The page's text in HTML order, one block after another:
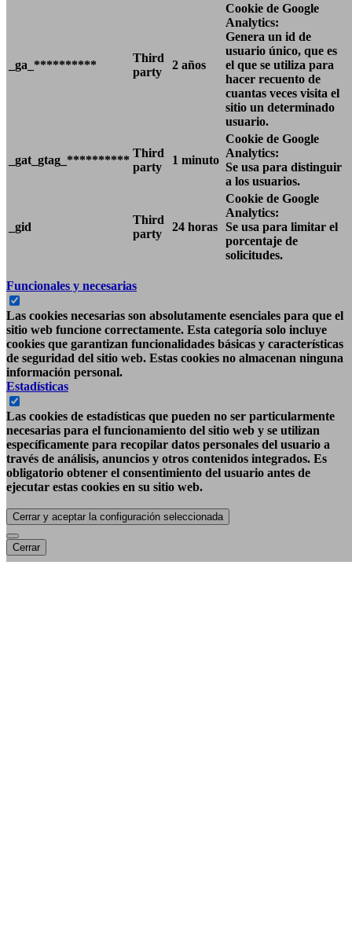
_ga_**********
Third
party
2 años
Cookie de Google
Analytics:
Genera un id de
usuario único, que es
el que se utiliza para
hacer recuento de
cuantas veces visita el
sitio un determinado
usuario.
_gat_gtag_**********
Third
party
1 minuto
Cookie de Google
Analytics:
Se usa para distinguir
a los usuarios.
_gid
Third
party
24 horas
Cookie de Google
Analytics:
Se usa para limitar el
porcentaje de
solicitudes.
Funcionales y necesarias
Las cookies necesarias son absolutamente esenciales para que el
sitio web funcione correctamente. Esta categoría solo incluye
cookies que garantizan funcionalidades básicas y características
de seguridad del sitio web. Estas cookies no almacenan ninguna
información personal.
Estadísticas
Las cookies de estadísticas que pueden no ser particularmente
necesarias para el funcionamiento del sitio web y se utilizan
específicamente para recopilar datos personales del usuario a
través de análisis, anuncios y otros contenidos integrados. Es
obligatorio obtener el consentimiento del usuario antes de
ejecutar estas cookies en su sitio web.
Cerrar y aceptar la configuración seleccionada
Cerrar